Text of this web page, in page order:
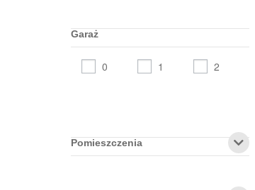
Garaż
0 1 2
Pomieszczenia